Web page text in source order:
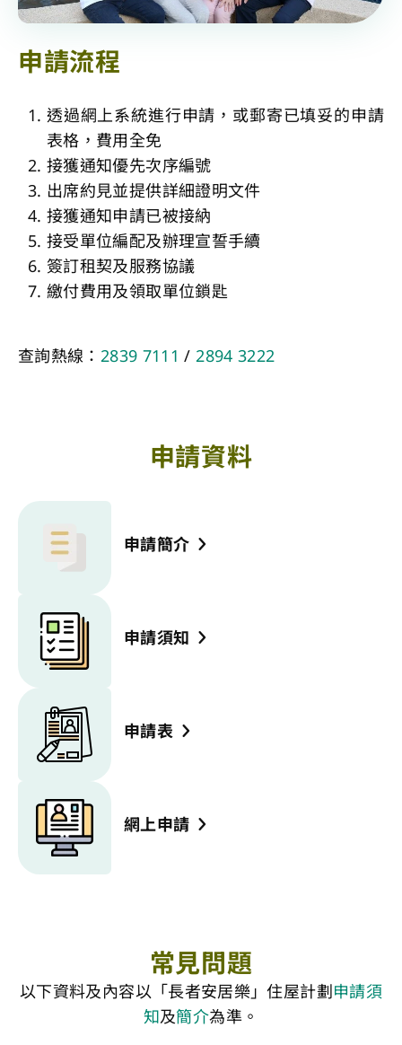
申請流程
透過網上系統進行申請，或郵寄已填妥的申請
表格，費用全免
接獲通知優先次序編號
出席約見並提供詳細證明文件
接獲通知申請已被接納
接受單位編配及辦理宣誓手續
簽訂租契及服務協議
繳付費用及領取單位鎖匙
查詢熱線： 2839 7111 /2894 3222
申請資料
申請簡介
申請須知
申請表
網上申請
常見問題
以下資料及內容以「長者安居樂」住屋計劃申請須
知及簡介為準。